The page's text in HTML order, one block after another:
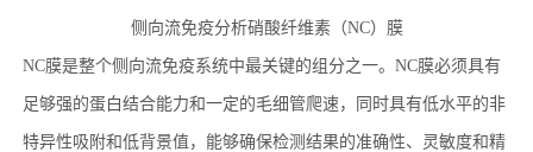
侧向流免疫分析硝酸纤维素（NC）膜
NC膜是整个侧向流免疫系统中最关键的组分之一。NC膜必须具有
足够强的蛋白结合能力和一定的毛细管爬速，同时具有低水平的非
特异性吸附和低背景值，能够确保检测结果的准确性、灵敏度和精